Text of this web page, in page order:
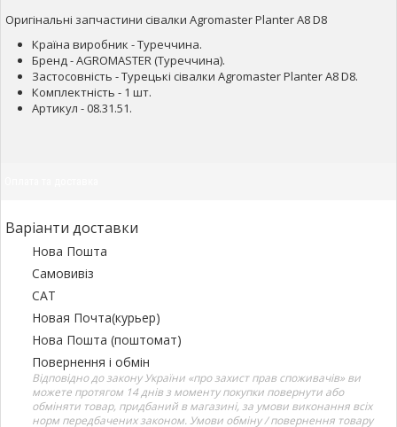
Оригінальні запчастини сівалки Agromaster Planter A8 D8
Країна виробник - Туреччина.
Бренд - AGROMASTER (Туреччина).
Застосовність - Турецькі сівалки Agromaster Planter A8 D8.
Комплектність - 1 шт.
Артикул - 08.31.51.
Варіанти доставки
Нова Пошта
Самовивіз
САТ
Новая Почта(курьер)
Нова Пошта (поштомат)
Повернення і обмін
Відповідно до закону України «про захист прав споживачів» ви
можете протягом 14 днів з моменту покупки повернути або
обміняти товар, придбаний в магазині, за умови виконання всіх
норм передбачених законом. Умови обміну / повернення товару